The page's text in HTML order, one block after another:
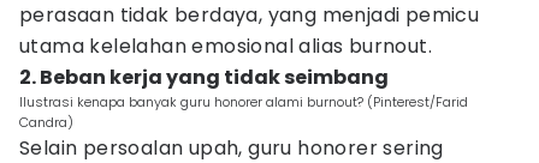
perasaan tidak berdaya, yang menjadi pemicu
utama kelelahan emosional alias burnout.
2. Beban kerja yang tidak seimbang
Ilustrasi kenapa banyak guru honorer alami burnout? (Pinterest/Farid
Candra)
Selain persoalan upah, guru honorer sering